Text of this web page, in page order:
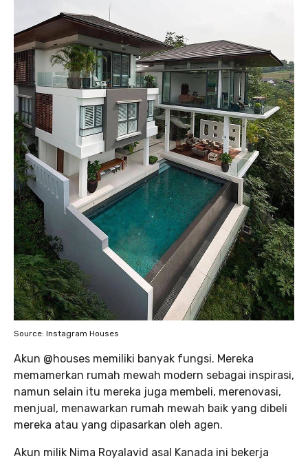
Source: Instagram Houses
Akun @houses memiliki banyak fungsi. Mereka
memamerkan rumah mewah modern sebagai inspirasi,
namun selain itu mereka juga membeli, merenovasi,
menjual, menawarkan rumah mewah baik yang dibeli
mereka atau yang dipasarkan oleh agen.
Akun milik Nima Royalavid asal Kanada ini bekerja